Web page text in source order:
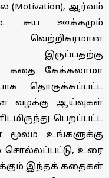
(Motivation), ஆர்வம்
. சுய
ஊக்கமும்
வெற்றிகரமான
இருப்பதற்கு
கதை
கேக்கலாமா
தொகுக்கப்பட்ட
வழக்கு
ஆய்வுகள்
பெறப்பட்ட
மூலம்
உங்களுக்கு
சொல்லப்பட்டு, உரை
இந்தக் கதைகள்